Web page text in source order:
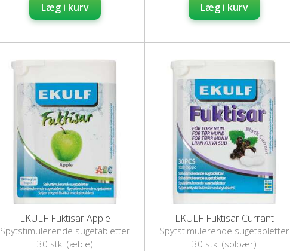
Læg i kurv Læg i kurv
EKULF Fuktisar Apple
Spytstimulerende sugetabletter
30 stk. (æble)
EKULF Fuktisar Currant
Spytstimulerende sugetabletter
30 stk. (solbær)